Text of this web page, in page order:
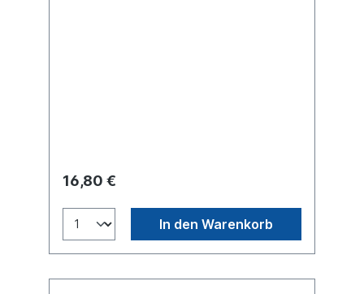
16,80 €
In den Warenkorb